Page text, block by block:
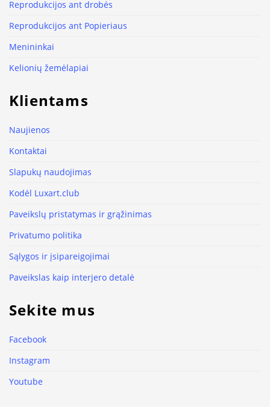
Reprodukcijos ant drobės
Reprodukcijos ant Popieriaus
Menininkai
Kelionių žemėlapiai
Klientams
Naujienos
Kontaktai
Slapukų naudojimas
Kodėl Luxart.club
Paveikslų pristatymas ir grąžinimas
Privatumo politika
Sąlygos ir įsipareigojimai
Paveikslas kaip interjero detalė
Sekite mus
Facebook
Instagram
Youtube